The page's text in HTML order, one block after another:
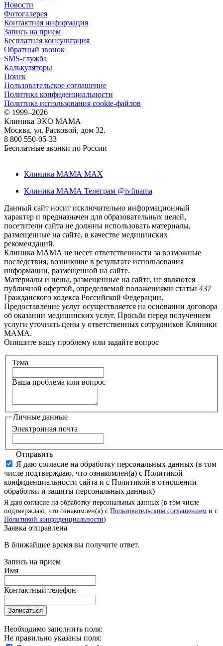
Новости
Фотогалерея
Контактная информация
Запись на прием
Бесплатная консультация
Обратный звонок
SMS-служба
Калькуляторы
Поиск
Пользовательское соглашение
Политика конфиденциальности
Политика использования cookie-файлов
© 1999–2026
Клиника ЭКО МАМА
Москва, ул. Расковой, дом 32.
8 800 550-05-33
Бесплатные звонки по России
Клиника МАМА MAX
Клиника МАМА Телеграм @ivfmama
Данный сайт носит исключительно информационный
характер и предназначен для образовательных целей,
посетители сайта не должны использовать материалы,
размещенные на сайте, в качестве медицинских
рекомендаций.
Клиника МАМА не несет ответственности за возможные
последствия, возникшие в результате использования
информации, размещенной на сайте.
Материалы и цены, размещенные на сайте, не являются
публичной офертой, определяемой положениями статьи 437
Гражданского кодекса Российской Федерации.
Предоставление услуг осуществляется на основании договора
об оказании медицинских услуг. Просьба перед получением
услуги уточнять цены у ответственных сотрудников Клиники
МАМА.
Опишите вашу проблему или задайте вопрос
Тема
Ваша проблема или вопрос
Личные данные
Электронная почта
Отправить
Я даю согласие на обработку персональных данных (в том
числе подтверждаю, что ознакомлен(а) с Политикой
конфиденциальности сайта и с Политикой в отношении
обработки и защиты персональных данных)
Я даю согласие на обработку персональных данных (в том числе
подтверждаю, что ознакомлен(а) с Пользовательским соглашением и с
Политикой конфиденциальности)
Заявка отправлена
В ближайшее время вы получите ответ.
Запись на прием
Имя
Контактный телефон
Записаться
Необходимо заполнить поля:
Не правильно указаны поля: